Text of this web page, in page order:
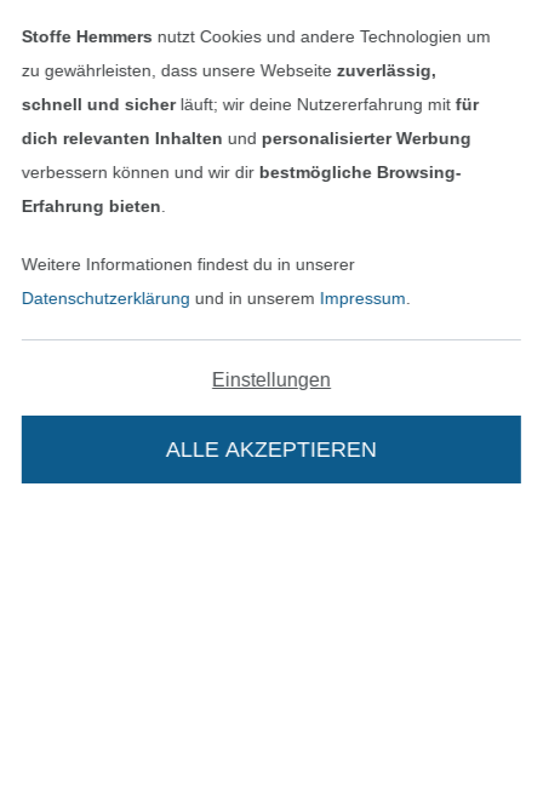
Impressum
AGB
Widerrufsrecht
In den deutschen Shop wechseln (aktuell
Stoffe Hemmers nutzt Cookies und andere Technologien um
zu gewährleisten, dass unsere Webseite zuverlässig,
schnell und sicherläuft; wir deine Nutzererfahrung mitfür
dich relevanten Inhalten und personalisierter Werbung
verbessern können und wir dir bestmögliche Browsing-
Erfahrung bieten
Weitere Informationen findest du in unserer
Datenschutzerklärung und in unserem Impressum
Einstellungen
ALLE AKZEPTIEREN